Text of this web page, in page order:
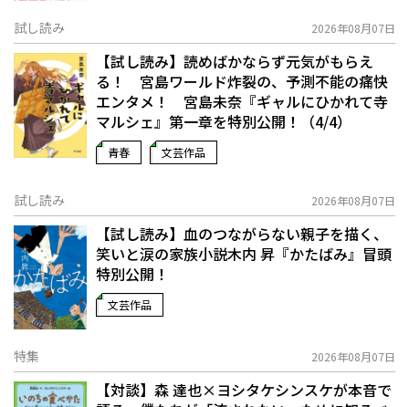
試し読み 2026年08月07日
【試し読み】読めばかならず元気がもらえ
る！ 宮島ワールド炸裂の、予測不能の痛快
エンタメ！ 宮島未奈『ギャルにひかれて寺
マルシェ』第一章を特別公開！（4/4）
青春 文芸作品
試し読み 2026年08月07日
【試し読み】血のつながらない親子を描く、
笑いと涙の家族小説――木内 昇『かたばみ』冒頭
特別公開！
文芸作品
特集 2026年08月07日
【対談】森 達也×ヨシタケシンスケが本音で